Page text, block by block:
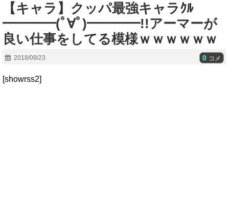
【キャラ】クッパ最強キャラｸﾙ
━━━━(ﾟ∀ﾟ)━━━━!!アーマーが
良い仕事をしてる模様ｗｗｗｗｗｗ
2018/09/23 0 コメ
[showrss2]